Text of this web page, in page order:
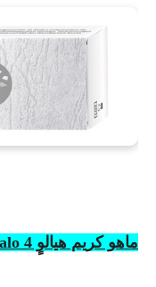
ماهو كريم هيالوٍ Hyalo 4: